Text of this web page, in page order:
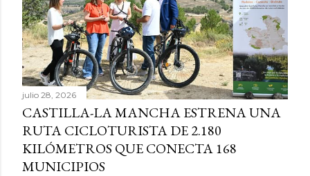
julio 28, 2026
CASTILLA-LA MANCHA ESTRENA UNA
RUTA CICLOTURISTA DE 2.180
KILÓMETROS QUE CONECTA 168
MUNICIPIOS